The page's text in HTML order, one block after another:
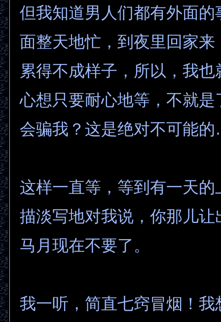
但我知道男人们都有外面的
面整天地忙，到夜里回家来
累得不成样子，所以，我
心想只要耐心地等，不就是
会骗我？这是绝对不可能
这样一直等，等到有一天的
描淡写地对我说，你那儿让
马月现在不要了。
我一听，简直七窍冒烟！我